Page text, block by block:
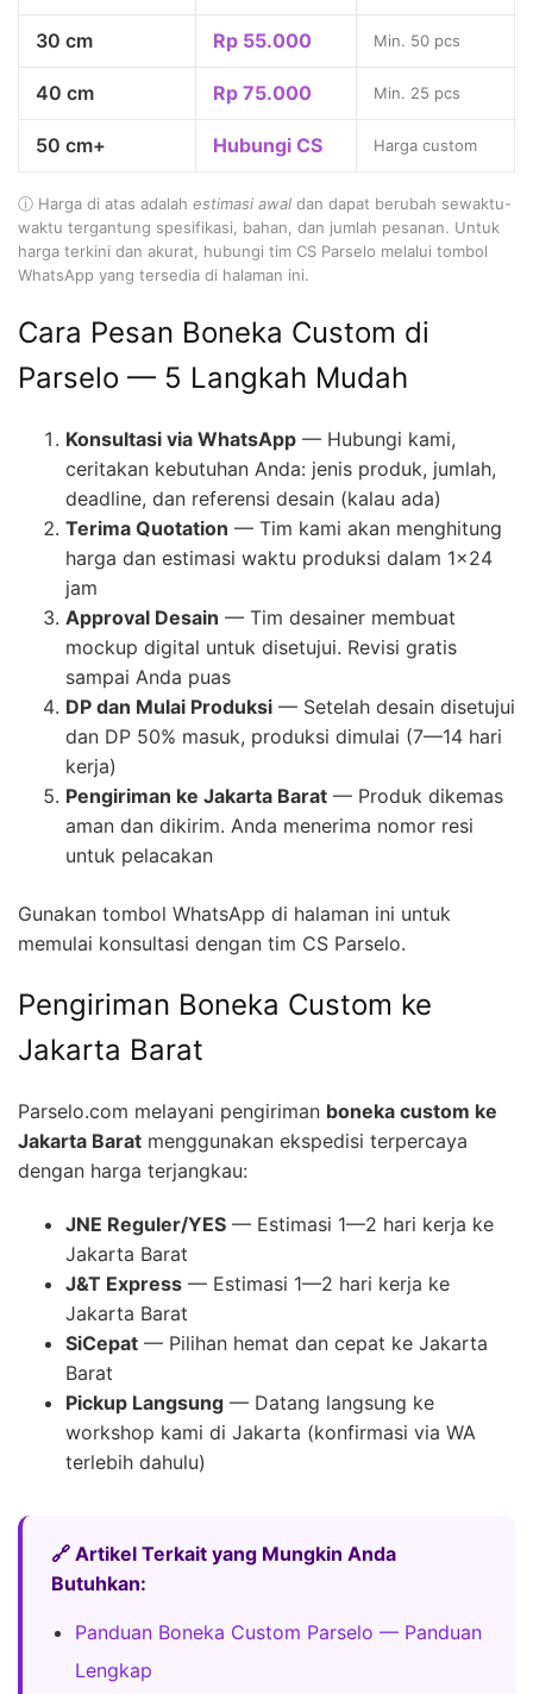
30 cm Rp 55.000 Min. 50 pcs
40 cm Rp 75.000 Min. 25 pcs
50 cm+ Hubungi CS Harga custom
ⓘ Harga di atas adalah estimasi awal dan dapat berubah sewaktu-
waktu tergantung spesifikasi, bahan, dan jumlah pesanan. Untuk
harga terkini dan akurat, hubungi tim CS Parselo melalui tombol
WhatsApp yang tersedia di halaman ini.
Cara Pesan Boneka Custom di
Parselo — 5 Langkah Mudah
Konsultasi via WhatsApp — Hubungi kami,
ceritakan kebutuhan Anda: jenis produk, jumlah,
deadline, dan referensi desain (kalau ada)
Terima Quotation — Tim kami akan menghitung
harga dan estimasi waktu produksi dalam 1×24
jam
Approval Desain — Tim desainer membuat
mockup digital untuk disetujui. Revisi gratis
sampai Anda puas
DP dan Mulai Produksi — Setelah desain disetujui
dan DP 50% masuk, produksi dimulai (7—14 hari
kerja)
Pengiriman ke Jakarta Barat — Produk dikemas
aman dan dikirim. Anda menerima nomor resi
untuk pelacakan
Gunakan tombol WhatsApp di halaman ini untuk
memulai konsultasi dengan tim CS Parselo.
Pengiriman Boneka Custom ke
Jakarta Barat
Parselo.com melayani pengiriman boneka custom ke
Jakarta Barat menggunakan ekspedisi terpercaya
dengan harga terjangkau:
JNE Reguler/YES — Estimasi 1—2 hari kerja ke
Jakarta Barat
J&T Express — Estimasi 1—2 hari kerja ke
Jakarta Barat
SiCepat — Pilihan hemat dan cepat ke Jakarta
Barat
Pickup Langsung — Datang langsung ke
workshop kami di Jakarta (konfirmasi via WA
terlebih dahulu)
🔗 Artikel Terkait yang Mungkin Anda
Butuhkan:
Panduan Boneka Custom Parselo — Panduan
Lengkap